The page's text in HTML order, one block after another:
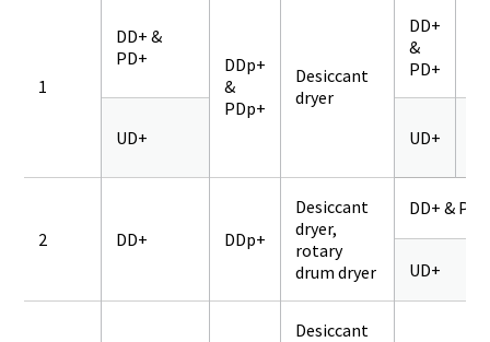
1
DD+ &
PD+
DDp+
&
PDp+
Desiccant
dryer
DD+
&
PD+
UD+ UD+
2 DD+ DDp+
Desiccant
dryer,
rotary
drum dryer
DD+ & PD+
UD+
Desiccant